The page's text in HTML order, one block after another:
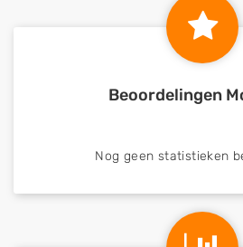
Beoordelingen
Nog geen statistieken